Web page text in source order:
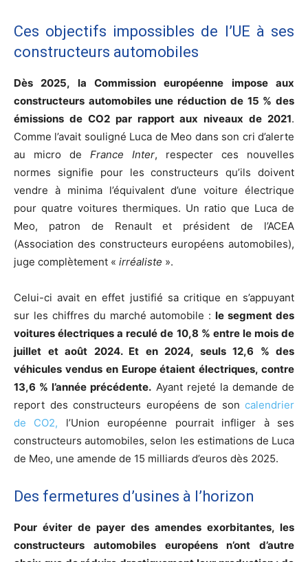
Ces objectifs impossibles de l’UE à ses
constructeurs automobiles
Dès 2025, la Commission européenne impose aux
constructeurs automobiles une réduction de 15 % des
émissions de CO2 par rapport aux niveaux de 2021.
Comme l’avait souligné Luca de Meo dans son cri d’alerte
au micro de France Inter, respecter ces nouvelles
normes signifie pour les constructeurs qu’ils doivent
vendre à minima l’équivalent d’une voiture électrique
pour quatre voitures thermiques. Un ratio que Luca de
Meo, patron de Renault et président de l’ACEA
(Association des constructeurs européens automobiles),
juge complètement « irréaliste ».
Celui-ci avait en effet justifié sa critique en s’appuyant
sur les chiffres du marché automobile :le segment des
voitures électriques a reculé de 10,8 % entre le mois de
juillet et août 2024. Et en 2024, seuls 12,6 % des
véhicules vendus en Europe étaient électriques, contre
13,6 % l’année précédente. Ayant rejeté la demande de
report des constructeurs européens de son calendrier
de CO2, l’Union européenne pourrait infliger à ses
constructeurs automobiles, selon les estimations de Luca
de Meo, une amende de 15 milliards d’euros dès 2025.
Des fermetures d’usines à l’horizon
Pour éviter de payer des amendes exorbitantes, les
constructeurs automobiles européens n’ont d’autre